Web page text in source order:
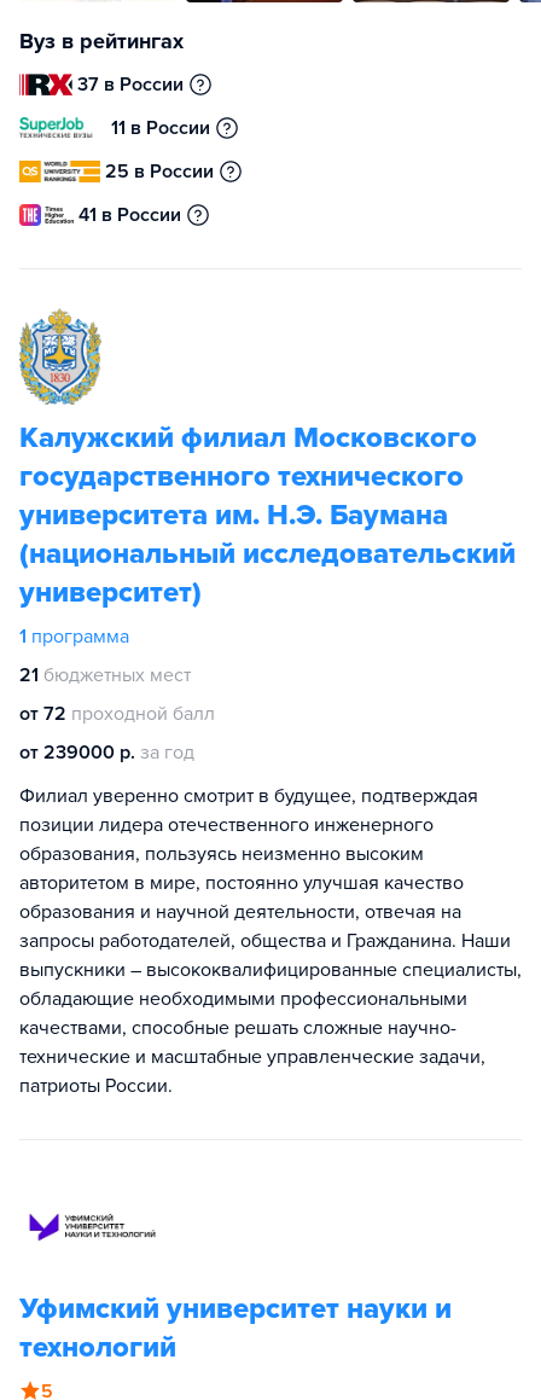
Вуз в рейтингах
37 в России
11 в России
25 в России
41 в России
Калужский филиал Московского
государственного технического
университета им. Н.Э. Баумана
(национальный исследовательский
университет)
1 программа
21 бюджетных мест
от 72 проходной балл
от 239000 р. за год
Филиал уверенно смотрит в будущее, подтверждая
позиции лидера отечественного инженерного
образования, пользуясь неизменно высоким
авторитетом в мире, постоянно улучшая качество
образования и научной деятельности, отвечая на
запросы работодателей, общества и Гражданина. Наши
выпускники – высококвалифицированные специалисты,
обладающие необходимыми профессиональными
качествами, способные решать сложные научно-
технические и масштабные управленческие задачи,
патриоты России.
Уфимский университет науки и
технологий
5